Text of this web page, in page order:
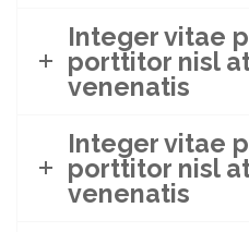
Integer vitae
porttitor nisl
venenatis
Integer vitae
porttitor nisl
venenatis